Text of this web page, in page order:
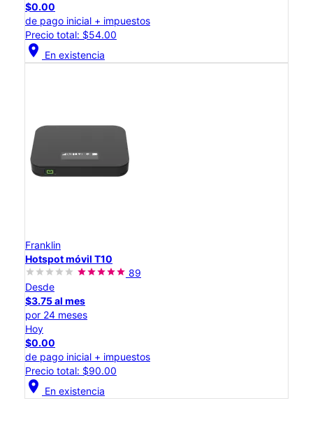
$0.00
de pago inicial + impuestos
Precio total: $54.00
location_on En existencia
Franklin
Hotspot móvil T10
89
Desde
$3.75 al mes
por 24 meses
Hoy
$0.00
de pago inicial + impuestos
Precio total: $90.00
location_on En existencia